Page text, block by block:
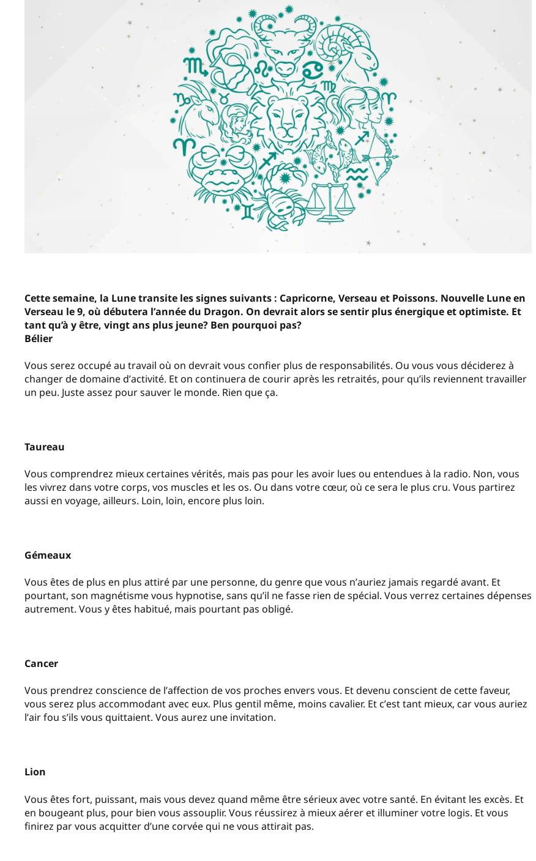
Cette semaine, la Lune transite les signes suivants : Capricorne, Verseau et Poissons. Nouvelle Lune en
Verseau le 9, où débutera l’année du Dragon. On devrait alors se sentir plus énergique et optimiste. Et
tant qu’à y être, vingt ans plus jeune? Ben pourquoi pas?
Bélier
Vous serez occupé au travail où on devrait vous confier plus de responsabilités. Ou vous vous déciderez à
changer de domaine d’activité. Et on continuera de courir après les retraités, pour qu’ils reviennent travailler
un peu. Juste assez pour sauver le monde. Rien que ça.
Taureau
Vous comprendrez mieux certaines vérités, mais pas pour les avoir lues ou entendues à la radio. Non, vous
les vivrez dans votre corps, vos muscles et les os. Ou dans votre cœur, où ce sera le plus cru. Vous partirez
aussi en voyage, ailleurs. Loin, loin, encore plus loin.
Gémeaux
Vous êtes de plus en plus attiré par une personne, du genre que vous n’auriez jamais regardé avant. Et
pourtant, son magnétisme vous hypnotise, sans qu’il ne fasse rien de spécial. Vous verrez certaines dépenses
autrement. Vous y êtes habitué, mais pourtant pas obligé.
Cancer
Vous prendrez conscience de l’affection de vos proches envers vous. Et devenu conscient de cette faveur,
vous serez plus accommodant avec eux. Plus gentil même, moins cavalier. Et c’est tant mieux, car vous auriez
l’air fou s’ils vous quittaient. Vous aurez une invitation.
Lion
Vous êtes fort, puissant, mais vous devez quand même être sérieux avec votre santé. En évitant les excès. Et
en bougeant plus, pour bien vous assouplir. Vous réussirez à mieux aérer et illuminer votre logis. Et vous
finirez par vous acquitter d’une corvée qui ne vous attirait pas.